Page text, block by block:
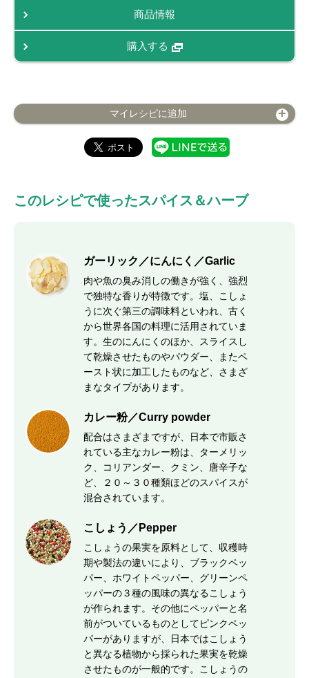
商品情報
購入する
マイレシピに追加
このレシピで使ったスパイス＆ハーブ
ガーリック／にんにく／Garlic
肉や魚の臭み消しの働きが強く、強烈
で独特な香りが特徴です。塩、こしょ
うに次ぐ第三の調味料といわれ、古く
から世界各国の料理に活用されていま
す。生のにんにくのほか、スライスし
て乾燥させたものやパウダー、またペ
ースト状に加工したものなど、さまざ
まなタイプがあります。
カレー粉／Curry powder
配合はさまざまですが、日本で市販さ
れている主なカレー粉は、ターメリッ
ク、コリアンダー、クミン、唐辛子な
ど、２０～３０種類ほどのスパイスが
混合されています。
こしょう／Pepper
こしょうの果実を原料として、収穫時
期や製法の違いにより、ブラックペッ
パー、ホワイトペッパー、グリーンペ
ッパーの３種の風味の異なるこしょう
が作られます。その他にペッパーと名
前がついているものとしてピンクペッ
パーがありますが、日本ではこしょう
と異なる植物から採られた果実を乾燥
させたものが一般的です。こしょうの